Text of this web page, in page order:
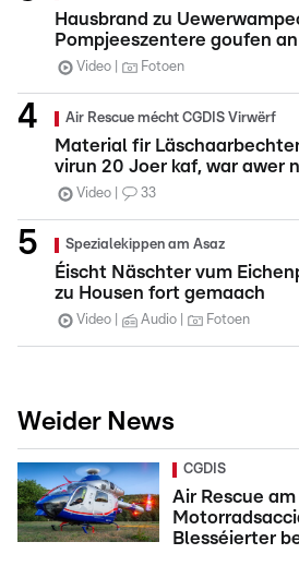
Hausbrand zu
Pompjeeszentere goufen
Video Fotoen
Air Rescue mécht CGDIS Virwërf
Material fir
virun 20 Joer kaf, war awer
Video 33
Spezialekippen am Asaz
Éischt Näschter vum
zu Housen fort gemaach
Video Audio Fotoen
Weider News
CGDIS
Air Rescue
Blesséierter